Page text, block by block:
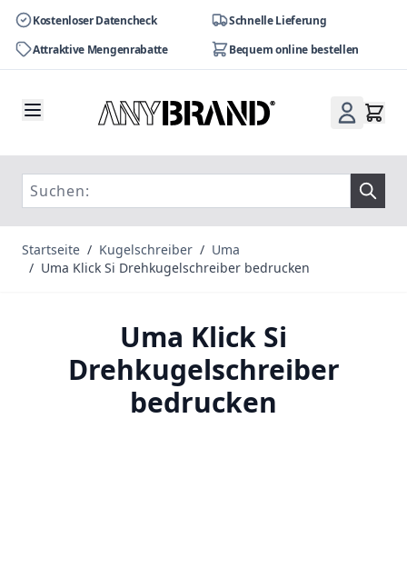
Kostenloser Datencheck
Schnelle Lieferung
Attraktive Mengenrabatte
Bequem online bestellen
Startseite / Kugelschreiber / Uma
/ Uma Klick Si Drehkugelschreiber bedrucken
Uma Klick Si
Drehkugelschreiber
bedrucken